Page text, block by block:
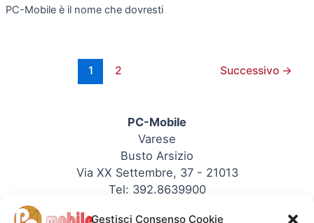
Gestisci Consenso Cookie
PC-Mobile è il nome che dovresti
1 2 Successivo →
PC-Mobile
Varese
Busto Arsizio
Via XX Settembre, 37 - 21013
Tel: 392.8639900